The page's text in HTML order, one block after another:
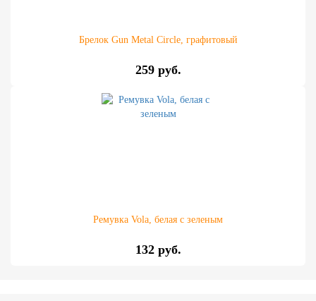
Брелок Gun Metal Circle, графитовый
259 руб.
Ремувка Vola, белая с зеленым
132 руб.